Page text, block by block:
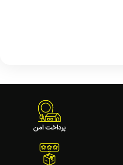
پرداخت امن